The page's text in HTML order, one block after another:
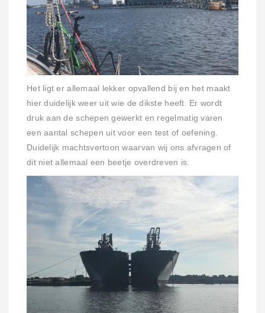
Het ligt er allemaal lekker opvallend bij en het maakt
hier duidelijk weer uit wie de dikste heeft. Er wordt
druk aan de schepen gewerkt en regelmatig varen
een aantal schepen uit voor een test of oefening.
Duidelijk machtsvertoon waarvan wij ons afvragen of
dit niet allemaal een beetje overdreven is.